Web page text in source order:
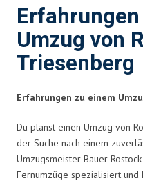
Umzug von
Triesenberg
Erfahrungen zu einem
Du planst einen Umzug von
der Suche nach einem
Umzugsmeister Bauer
Fernumzüge spezialisiert